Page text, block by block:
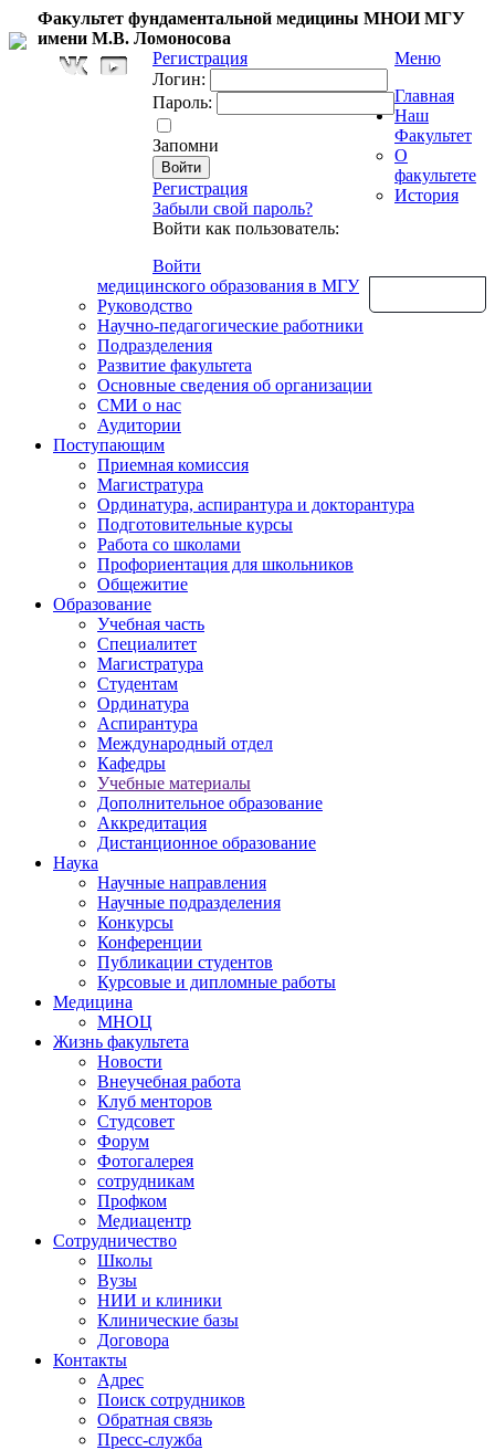
Факультет фундаментальной медицины МНОИ МГУ
имени М.В. Ломоносова
Регистрация
Логин:
Пароль:
Запомни
Регистрация
Забыли свой пароль?
Войти как пользователь:
Войти
Меню
Главная
Наш
Факультет
О
факультете
История
медицинского образования в МГУ
Руководство
Научно-педагогические работники
Подразделения
Развитие факультета
Основные сведения об организации
СМИ о нас
Аудитории
Поступающим
Приемная комиссия
Магистратура
Ординатура, аспирантура и докторантура
Подготовительные курсы
Работа со школами
Профориентация для школьников
Общежитие
Образование
Учебная часть
Специалитет
Магистратура
Студентам
Ординатура
Аспирантура
Международный отдел
Кафедры
Учебные материалы
Дополнительное образование
Аккредитация
Дистанционное образование
Наука
Научные направления
Научные подразделения
Конкурсы
Конференции
Публикации студентов
Курсовые и дипломные работы
Медицина
МНОЦ
Жизнь факультета
Новости
Внеучебная работа
Клуб менторов
Студсовет
Форум
Фотогалерея
сотрудникам
Профком
Медиацентр
Сотрудничество
Школы
Вузы
НИИ и клиники
Клинические базы
Договора
Контакты
Адрес
Поиск сотрудников
Обратная связь
Пресс-служба